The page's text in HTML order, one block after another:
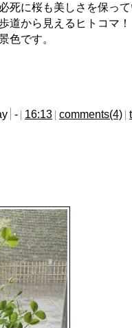
死に桜も美しさを保っ
道から見えるヒトコマ！
色です。
- 16:13 comments(4)